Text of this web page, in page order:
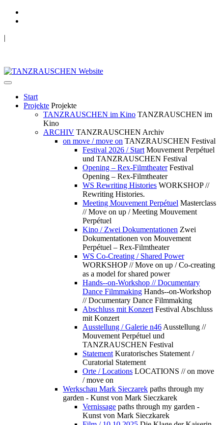
|
Start
Projekte Projekte
TANZRAUSCHEN im Kino TANZRAUSCHEN im
Kino
ARCHIV TANZRAUSCHEN Archiv
on move / move on TANZRAUSCHEN Festival
Festival 2026 / Start Mouvement Perpétuel
und TANZRAUSCHEN Festival
Opening – Rex-Filmtheater Festival
Opening – Rex-Filmtheater
WS Rewriting Histories WORKSHOP //
Rewriting Histories.
Meeting Mouvement Perpétuel Masterclass
// Move on up / Meeting Mouvement
Perpétuel
Kino / Zwei Dokumentationen Zwei
Dokumentationen von Mouvement
Perpétuel – Rex-Filmtheater
WS Co-Creating / Shared Power
WORKSHOP // Move on up / Co-creating
as a model for shared power
Hands--on-Workshop // Documentary
Dance Filmmaking Hands--on-Workshop
// Documentary Dance Filmmaking
Abschluss mit Konzert Festival Abschluss
mit Konzert
Ausstellung / Galerie n46 Ausstellung //
Mouvement Perpétuel und
TANZRAUSCHEN Festival
Statement Kuratorisches Statement /
Curatorial Statement
Orte / Locations LOCATIONS // on move
/ move on
Werkschau Mark Sieczarek paths through my
garden - Kunst von Mark Sieczkarek
Vernissage paths through my garden -
Kunst von Mark Sieczkarek